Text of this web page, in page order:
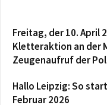
Freitag, der 10. April
Kletteraktion an der
Zeugenaufruf der
Hallo Leipzig: So
Februar 2026